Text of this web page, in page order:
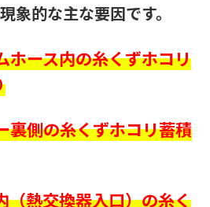
象的な主な要因です。
ース内の糸くずホコリ
側の糸くずホコリ蓄積
熱交換器入口）の糸く